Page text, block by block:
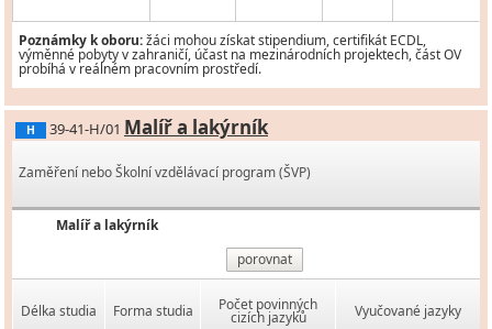
Poznámky k oboru:žáci mohou získat stipendium, certifikát ECDL,
výměnné pobyty v zahraničí, účast na mezinárodních projektech, část OV
probíhá v reálném pracovním prostředí.
H 39-41-H/01 Malíř a lakýrník
Zaměření nebo Školní vzdělávací program (ŠVP)
Malíř a lakýrník
porovnat
Délka studia Forma studia Počet povinných
cizích jazyků Vyučované jazyky